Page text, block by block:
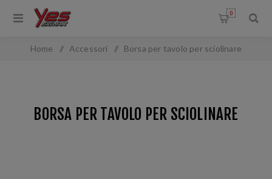
0
Home / Accessori / Borsa per tavolo per sciolinare
BORSA PER TAVOLO PER SCIOLINARE